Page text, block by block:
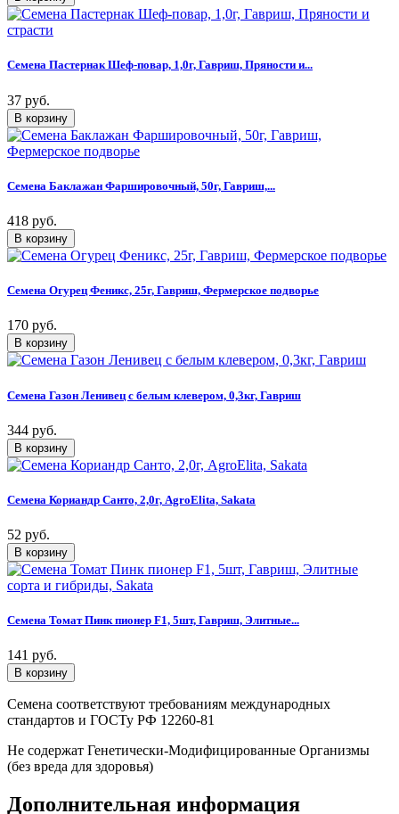
Семена Пастернак Шеф-повар, 1,0г, Гавриш, Пряности и...
37 руб.
Семена Баклажан Фаршировочный, 50г, Гавриш,...
418 руб.
Семена Огурец Феникс, 25г, Гавриш, Фермерское подворье
170 руб.
Семена Газон Ленивец с белым клевером, 0,3кг, Гавриш
344 руб.
Семена Кориандр Санто, 2,0г, AgroElita, Sakata
52 руб.
Семена Томат Пинк пионер F1, 5шт, Гавриш, Элитные...
141 руб.
Семена соответствуют требованиям международных
стандартов и ГОСТу РФ 12260-81
Не содержат Генетически-Модифицированные Организмы
(без вреда для здоровья)
Дополнительная информация